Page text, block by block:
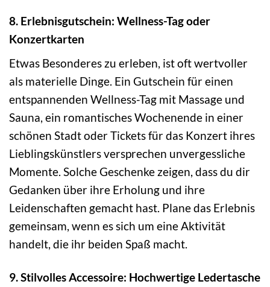
8. Erlebnisgutschein: Wellness-Tag oder
Konzertkarten
Etwas Besonderes zu erleben, ist oft wertvoller
als materielle Dinge. Ein Gutschein für einen
entspannenden Wellness-Tag mit Massage und
Sauna, ein romantisches Wochenende in einer
schönen Stadt oder Tickets für das Konzert ihres
Lieblingskünstlers versprechen unvergessliche
Momente. Solche Geschenke zeigen, dass du dir
Gedanken über ihre Erholung und ihre
Leidenschaften gemacht hast. Plane das Erlebnis
gemeinsam, wenn es sich um eine Aktivität
handelt, die ihr beiden Spaß macht.
9. Stilvolles Accessoire: Hochwertige Ledertasche